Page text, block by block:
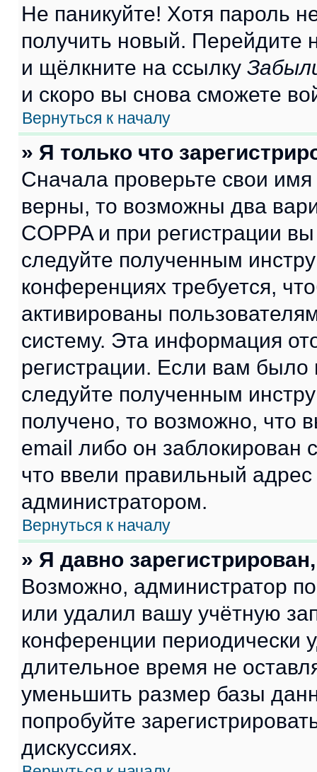
Не паникуйте! Хотя пароль
получить новый. Перейдите
и щёлкните на ссылку
и скоро вы снова сможете
Вернуться к началу
» Я только что
Сначала проверьте свои
верны, то возможны два
COPPA и при регистрации
следуйте полученным
конференциях требуется,
активированы
систему. Эта информация
регистрации. Если вам
следуйте полученным
получено, то возможно, что
email либо он
что ввели правильный адрес
администратором.
Вернуться к началу
» Я давно
Возможно, администратор
или удалил вашу учётную
конференции периодически
длительное время не
уменьшить размер базы
попробуйте
дискуссиях.